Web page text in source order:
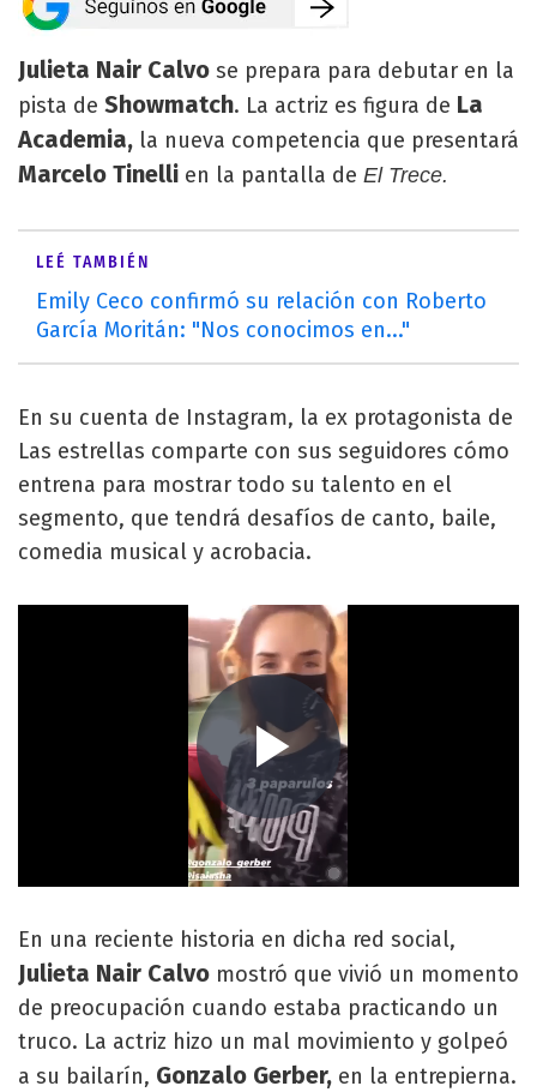
Julieta Nair Calvo se prepara para debutar en la
pista de Showmatch. La actriz es figura de La
Academia, la nueva competencia que presentará
Marcelo Tinelli en la pantalla de El Trece.
LEÉ TAMBIÉN
Emily Ceco confirmó su relación con Roberto
García Moritán: "Nos conocimos en..."
En su cuenta de Instagram, la ex protagonista de
Las estrellas comparte con sus seguidores cómo
entrena para mostrar todo su talento en el
segmento, que tendrá desafíos de canto, baile,
comedia musical y acrobacia.
En una reciente historia en dicha red social,
Julieta Nair Calvo mostró que vivió un momento
de preocupación cuando estaba practicando un
truco. La actriz hizo un mal movimiento y golpeó
a su bailarín, Gonzalo Gerber, en la entrepierna.